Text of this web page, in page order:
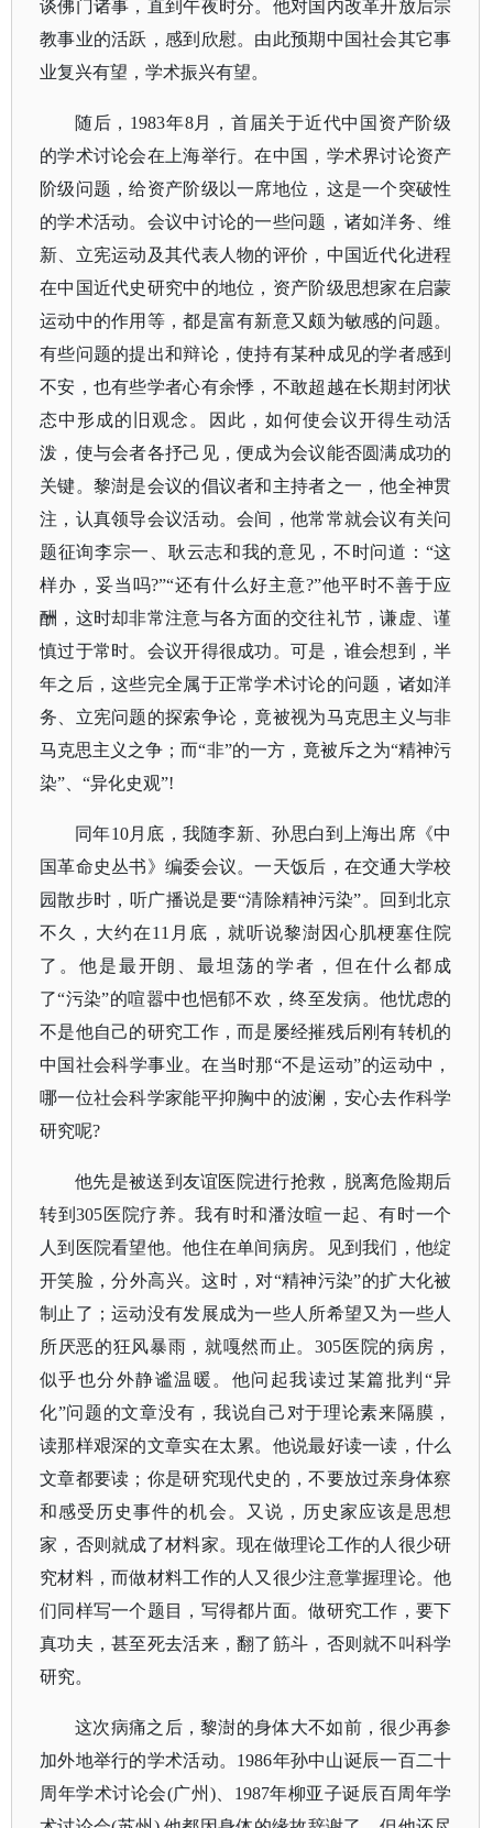
谈佛门诸事，直到午夜时分。他对国内改革开放后宗
教事业的活跃，感到欣慰。由此预期中国社会其它事
业复兴有望，学术振兴有望。
随后， 1983年8月，首届关于近代中国资产阶级
的学术讨论会在上海举行。在中国，学术界讨论资产
阶级问题，给资产阶级以一席地位，这是一个突破性
的学术活动。会议中讨论的一些问题，诸如洋务、维
新、立宪运动及其代表人物的评价，中国近代化进程
在中国近代史研究中的地位，资产阶级思想家在启蒙
运动中的作用等，都是富有新意又颇为敏感的问题。
有些问题的提出和辩论，使持有某种成见的学者感到
不安，也有些学者心有余悸，不敢超越在长期封闭状
态中形成的旧观念。因此，如何使会议开得生动活
泼，使与会者各抒己见，便成为会议能否圆满成功的
关键。黎澍是会议的倡议者和主持者之一，他全神贯
注，认真领导会议活动。会间，他常常就会议有关问
题征询李宗一、耿云志和我的意见，不时问道：“这
样办，妥当吗?”“还有什么好主意?”他平时不善于应
酬，这时却非常注意与各方面的交往礼节，谦虚、谨
慎过于常时。会议开得很成功。可是，谁会想到，半
年之后，这些完全属于正常学术讨论的问题，诸如洋
务、立宪问题的探索争论，竟被视为马克思主义与非
马克思主义之争；而“非”的一方，竟被斥之为“精神污
染”、“异化史观”!
同年10月底，我随李新、孙思白到上海出席《中
国革命史丛书》编委会议。一天饭后，在交通大学校
园散步时，听广播说是要“清除精神污染”。回到北京
不久，大约在11月底，就听说黎澍因心肌梗塞住院
了。他是最开朗、最坦荡的学者，但在什么都成
了“污染”的喧嚣中也悒郁不欢，终至发病。他忧虑的
不是他自己的研究工作，而是屡经摧残后刚有转机的
中国社会科学事业。在当时那“不是运动”的运动中，
哪一位社会科学家能平抑胸中的波澜，安心去作科学
研究呢?
他先是被送到友谊医院进行抢救，脱离危险期后
转到305医院疗养。我有时和潘汝暄一起、有时一个
人到医院看望他。他住在单间病房。见到我们，他绽
开笑脸，分外高兴。这时，对“精神污染”的扩大化被
制止了；运动没有发展成为一些人所希望又为一些人
所厌恶的狂风暴雨，就嘎然而止。305医院的病房，
似乎也分外静谧温暖。他问起我读过某篇批判“异
化”问题的文章没有，我说自己对于理论素来隔膜，
读那样艰深的文章实在太累。他说最好读一读，什么
文章都要读；你是研究现代史的，不要放过亲身体察
和感受历史事件的机会。又说，历史家应该是思想
家，否则就成了材料家。现在做理论工作的人很少研
究材料，而做材料工作的人又很少注意掌握理论。他
们同样写一个题目，写得都片面。做研究工作，要下
真功夫，甚至死去活来，翻了筋斗，否则就不叫科学
研究。
这次病痛之后，黎澍的身体大不如前，很少再参
加外地举行的学术活动。 1986年孙中山诞辰一百二十
周年学术讨论会(广州)、1987年柳亚子诞辰百周年学